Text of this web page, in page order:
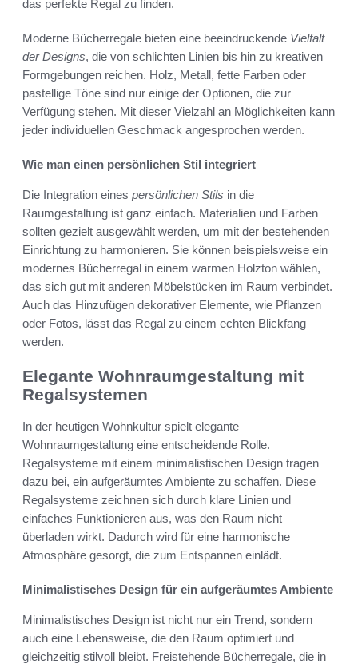
das perfekte Regal zu finden.
Moderne Bücherregale bieten eine beeindruckende Vielfalt
der Designs, die von schlichten Linien bis hin zu kreativen
Formgebungen reichen. Holz, Metall, fette Farben oder
pastellige Töne sind nur einige der Optionen, die zur
Verfügung stehen. Mit dieser Vielzahl an Möglichkeiten kann
jeder individuellen Geschmack angesprochen werden.
Wie man einen persönlichen Stil integriert
Die Integration eines persönlichen Stils in die
Raumgestaltung ist ganz einfach. Materialien und Farben
sollten gezielt ausgewählt werden, um mit der bestehenden
Einrichtung zu harmonieren. Sie können beispielsweise ein
modernes Bücherregal in einem warmen Holzton wählen,
das sich gut mit anderen Möbelstücken im Raum verbindet.
Auch das Hinzufügen dekorativer Elemente, wie Pflanzen
oder Fotos, lässt das Regal zu einem echten Blickfang
werden.
Elegante Wohnraumgestaltung mit
Regalsystemen
In der heutigen Wohnkultur spielt elegante
Wohnraumgestaltung eine entscheidende Rolle.
Regalsysteme mit einem minimalistischen Design tragen
dazu bei, ein aufgeräumtes Ambiente zu schaffen. Diese
Regalsysteme zeichnen sich durch klare Linien und
einfaches Funktionieren aus, was den Raum nicht
überladen wirkt. Dadurch wird für eine harmonische
Atmosphäre gesorgt, die zum Entspannen einlädt.
Minimalistisches Design für ein aufgeräumtes Ambiente
Minimalistisches Design ist nicht nur ein Trend, sondern
auch eine Lebensweise, die den Raum optimiert und
gleichzeitig stilvoll bleibt. Freistehende Bücherregale, die in